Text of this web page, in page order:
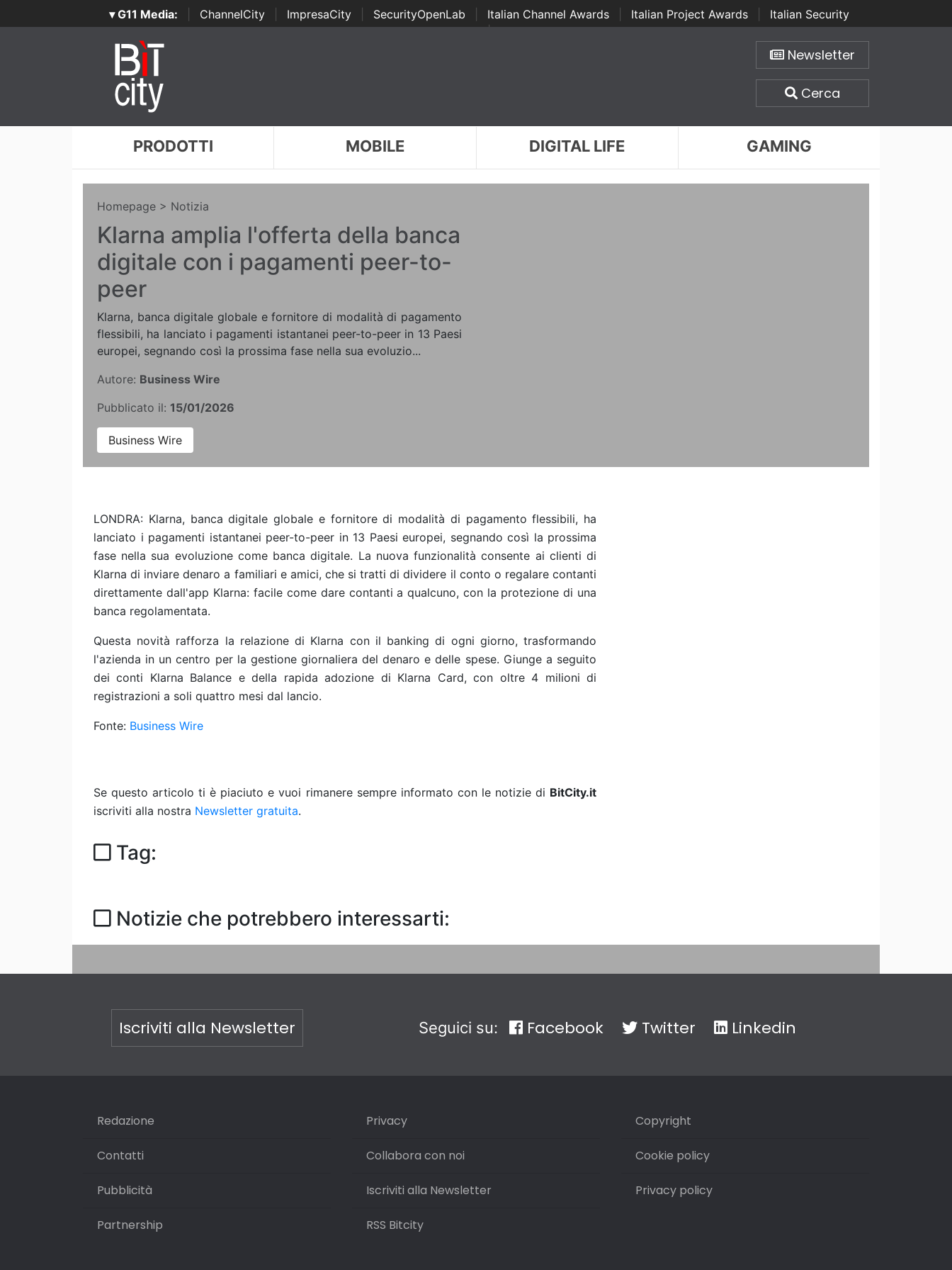
▾ G11 Media: ChannelCity ImpresaCity SecurityOpenLab Italian Channel Awards Italian Project Awards
Italian Security
Awards | ...
Newsletter
Cerca
PRODOTTI MOBILE DIGITAL LIFE GAMING
Homepage > Notizia
Klarna amplia l'offerta della banca
digitale con i pagamenti peer-to-
peer
Klarna, banca digitale globale e fornitore di modalità di pagamento
flessibili, ha lanciato i pagamenti istantanei peer-to-peer in 13 Paesi
europei, segnando così la prossima fase nella sua evoluzio...
Autore: Business Wire
Pubblicato il: 15/01/2026
Business Wire
LONDRA: Klarna, banca digitale globale e fornitore di modalità di pagamento flessibili, ha
lanciato i pagamenti istantanei peer-to-peer in 13 Paesi europei, segnando così la prossima
fase nella sua evoluzione come banca digitale. La nuova funzionalità consente ai clienti di
Klarna di inviare denaro a familiari e amici, che si tratti di dividere il conto o regalare contanti
direttamente dall'app Klarna: facile come dare contanti a qualcuno, con la protezione di una
banca regolamentata.
Questa novità rafforza la relazione di Klarna con il banking di ogni giorno, trasformando
l'azienda in un centro per la gestione giornaliera del denaro e delle spese. Giunge a seguito
dei conti Klarna Balance e della rapida adozione di Klarna Card, con oltre 4 milioni di
registrazioni a soli quattro mesi dal lancio.
Fonte: Business Wire
Se questo articolo ti è piaciuto e vuoi rimanere sempre informato con le notizie di BitCity.it
iscriviti alla nostra Newsletter gratuita.
Tag:
Notizie che potrebbero interessarti:
Iscriviti alla Newsletter Seguici su: Facebook Twitter Linkedin
Redazione
Contatti
Pubblicità
Partnership
Privacy
Collabora con noi
Iscriviti alla Newsletter
RSS Bitcity
Copyright
Cookie policy
Privacy policy